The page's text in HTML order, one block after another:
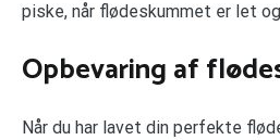
piske, når flødeskummet er let
Opbevaring af
Når du har lavet din perfekte